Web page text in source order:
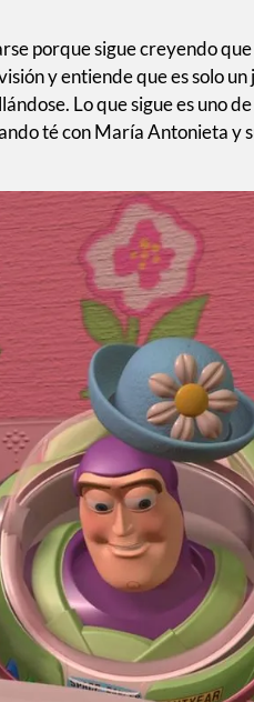
porque sigue creyendo que
y entiende que es solo un
Lo que sigue es uno de
té con María Antonieta y